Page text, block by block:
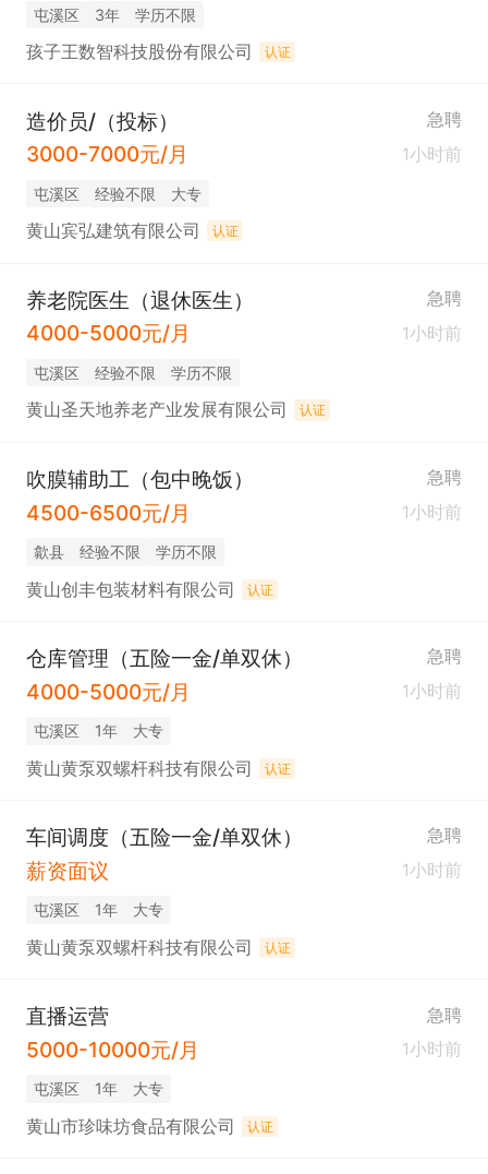
屯溪区 3年 学历不限
孩子王数智科技股份有限公司 认证
造价员/（投标） 急聘
3000-7000元/月 1小时前
屯溪区 经验不限 大专
黄山宾弘建筑有限公司 认证
养老院医生（退休医生） 急聘
4000-5000元/月 1小时前
屯溪区 经验不限 学历不限
黄山圣天地养老产业发展有限公司 认证
吹膜辅助工（包中晚饭） 急聘
4500-6500元/月 1小时前
歙县 经验不限 学历不限
黄山创丰包装材料有限公司 认证
仓库管理（五险一金/单双休） 急聘
4000-5000元/月 1小时前
屯溪区 1年 大专
黄山黄泵双螺杆科技有限公司 认证
车间调度（五险一金/单双休） 急聘
薪资面议 1小时前
屯溪区 1年 大专
黄山黄泵双螺杆科技有限公司 认证
直播运营 急聘
5000-10000元/月 1小时前
屯溪区 1年 大专
黄山市珍味坊食品有限公司 认证